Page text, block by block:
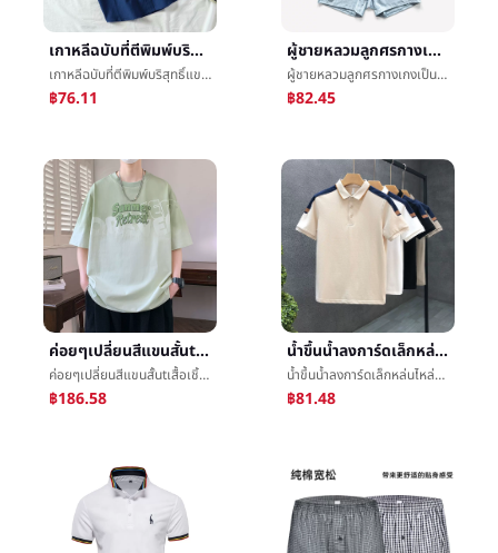
เกาหลีฉบับที่ตีพิมพ์บริสุทธิ์แขนสั้นเสื้อเชิ้ตฟอร์ดการปั่นด้ายฤดูร้อนคนหนุ่มสาวแฟชั่นผู้ชายเทรนด์นักเรียนหาดทรายLeisureแจ็คเก็ต
เกาหลีฉบับที่ตีพิมพ์บริสุทธิ์แขนสั้นเสื้อเชิ้ตฟอร์ดการปั่นด้ายฤดูร้อนคนหนุ่มสาวแฟชั่นผู้ชายเทรนด์นักเรียนหาดทรายLeisureแจ็คเก็ต
฿76.11
ผู้ชายหลวมลูกศรกางเกงเป็นกิริยาช่วยฝ้ายç­กางเกงเด็กนักเรียนกางเกงå¤´Cozyจุ๊บผิวระบายอากาศได้ดีบ้านç¡กางเกงใหญ่รหัส
ผู้ชายหลวมลูกศรกางเกงเป็นกิริยาช่วยฝ้ายç­กางเกงเด็กนักเรียนกางเกงå¤´Cozyจุ๊บผิวระบายอากาศได้ดีบ้านç¡กางเกงใหญ่รหัส
฿82.45
ค่อยๆเปลี่ยนสีแขนสั้นtเสื้อเชิ้ตชายฤดูร้อน2025ใหม่เย็นความรู้สึกหลวมครึ่งแขนเสื้อTä½เสื้อเชิ้ตน้ำขึ้นน้ำลงการ์ดคอLeisureแจ็คเก็ต
ค่อยๆเปลี่ยนสีแขนสั้นtเสื้อเชิ้ตชายฤดูร้อน2025ใหม่เย็นความรู้สึกหลวมครึ่งแขนเสื้อTä½เสื้อเชิ้ตน้ำขึ้นน้ำลงการ์ดคอLeisureแจ็คเก็ต
฿186.58
น้ำขึ้นน้ำลงการ์ดเล็กหล่นไหล่ตีสีสะกดสีปกPoloเสื้อชายน้ำขึ้นน้ำลงการ์ดปีที่ผ่านมาใหม่ชายå£«แขนสั้นบางมีปลอกคอtเสื้อเชิ้ต
น้ำขึ้นน้ำลงการ์ดเล็กหล่นไหล่ตีสีสะกดสีปกPoloเสื้อชายน้ำขึ้นน้ำลงการ์ดปีที่ผ่านมาใหม่ชายå£«แขนสั้นบางมีปลอกคอtเสื้อเชิ้ต
฿81.48